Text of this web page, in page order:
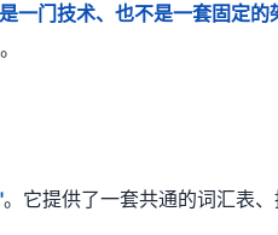
一门技术、也不是一套固定的
。它提供了一套共通的词汇表